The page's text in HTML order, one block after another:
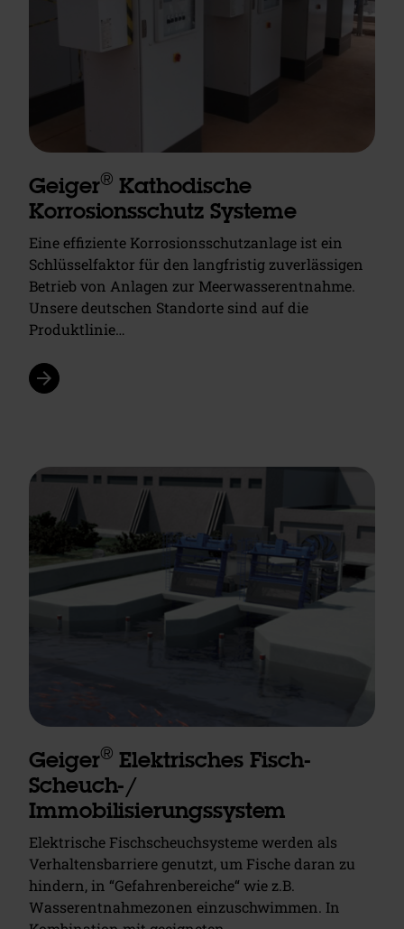
Geiger® Kathodische
Korrosionsschutz Systeme
Eine effiziente Korrosionsschutzanlage ist ein
Schlüsselfaktor für den langfristig zuverlässigen
Betrieb von Anlagen zur Meerwasserentnahme.
Unsere deutschen Standorte sind auf die
Produktlinie…
arrow_forward
Geiger® Elektrisches Fisch-
Scheuch-/
Immobilisierungssystem
Elektrische Fischscheuchsysteme werden als
Verhaltensbarriere genutzt, um Fische daran zu
hindern, in “Gefahrenbereiche“ wie z.B.
Wasserentnahmezonen einzuschwimmen. In